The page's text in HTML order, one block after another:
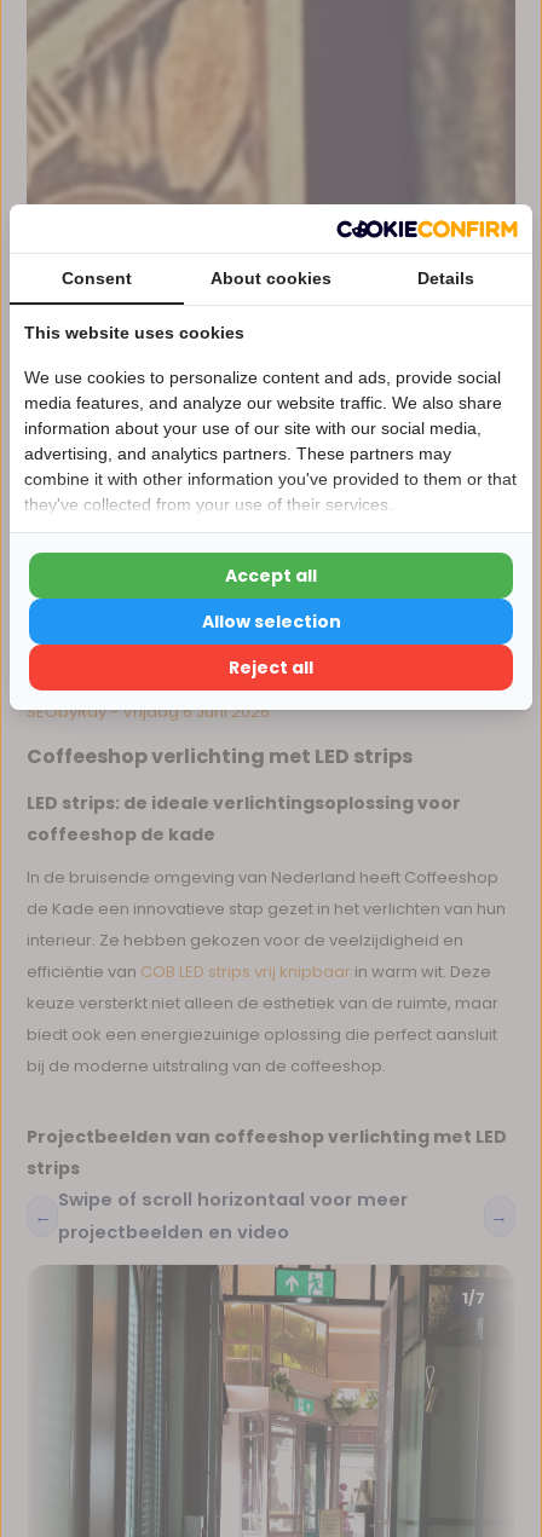
Delen
SEObyRay - Vrijdag 6 Juni 2026
Coffeeshop verlichting met LED strips
LED strips: de ideale verlichtingsoplossing voor
coffeeshop de kade
In de bruisende omgeving van Nederland heeft Coffeeshop
de Kade een innovatieve stap gezet in het verlichten van hun
interieur. Ze hebben gekozen voor de veelzijdigheid en
efficiëntie van COB LED strips vrij knipbaar in warm wit. Deze
keuze versterkt niet alleen de esthetiek van de ruimte, maar
biedt ook een energiezuinige oplossing die perfect aansluit
bij de moderne uitstraling van de coffeeshop.
Projectbeelden van coffeeshop verlichting met LED
strips
←
Swipe of scroll horizontaal voor meer
projectbeelden en video
→
1/7
Nu 15% korting
15korting
15% korting
Verder winkelen
Consent About cookies Details
This website uses cookies
We use cookies to personalize content and ads, provide social
media features, and analyze our website traffic. We also share
information about your use of our site with our social media,
advertising, and analytics partners. These partners may
combine it with other information you've provided to them or that
they've collected from your use of their services.
Reject all
Allow selection
Accept all